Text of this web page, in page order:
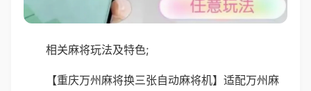
相关麻将玩法及特色;
【重庆万州麻将换三张自动麻将机】适配万州麻